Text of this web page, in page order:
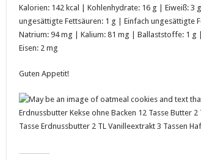
Kalorien: 142 kcal | Kohlenhydrate: 16 g | Eiweiß:
ungesättigte Fettsäuren: 1 g | Einfach ungesättigte
Natrium: 94 mg | Kalium: 81 mg | Ballaststoffe: 1 g
Eisen: 2 mg
Guten Appetit!